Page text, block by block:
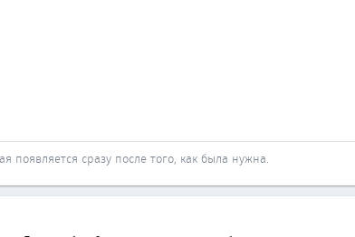
появляется сразу после того, как была нужна.